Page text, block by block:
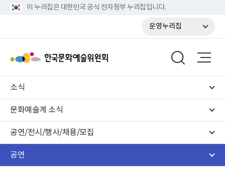
이 누리집은 대한민국 공식 전자정부 누리집입니다.
운영누리집
소식
문화예술계 소식
공연/전시/행사/채용/모집
공연